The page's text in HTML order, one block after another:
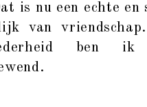
is nu een echte en
van
ben ik